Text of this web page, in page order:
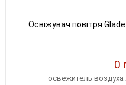
Освіжувач повітря
0
освежитель